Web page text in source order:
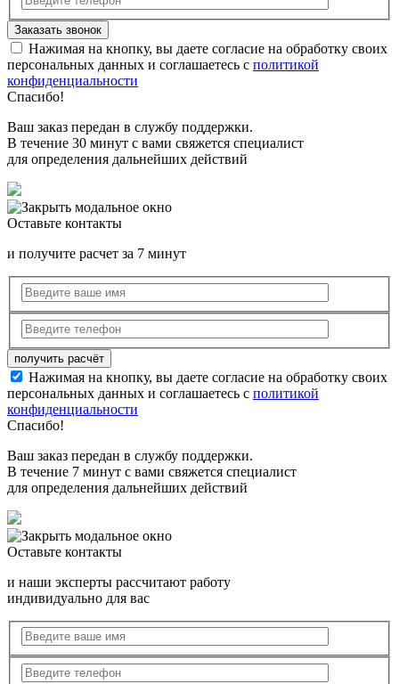
Нажимая на кнопку, вы даете согласие на обработку своих
персональных данных и соглашаетесь с политикой
конфиденциальности
Спасибо!
Ваш заказ передан в службу поддержки.
В течение 30 минут с вами свяжется специалист
для определения дальнейших действий
Оставьте контакты
и получите расчет за 7 минут
Нажимая на кнопку, вы даете согласие на обработку своих
персональных данных и соглашаетесь с политикой
конфиденциальности
Спасибо!
Ваш заказ передан в службу поддержки.
В течение 7 минут с вами свяжется специалист
для определения дальнейших действий
Оставьте контакты
и наши эксперты рассчитают работу
индивидуально для вас